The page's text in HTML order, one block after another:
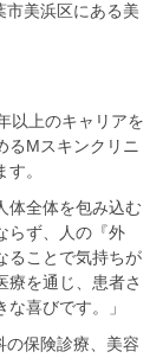
市美浜区にある美
以上のキャリアを
るMスキンクリニ
。
体全体を包み込む
らず、人の『外
ることで気持ちが
療を通じ、患者さ
喜びです。」
の保険診療、美容